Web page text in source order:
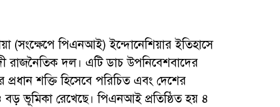
(সংক্ষেপে পিএনআই) ইন্দোনেশিয়ার ইতিহাসে
রাজনৈতিক দল। এটি ডাচ উপনিবেশবাদের
প্রধান শক্তি হিসেবে পরিচিত এবং দেশের
বড় ভূমিকা রেখেছে। পিএনআই প্রতিষ্ঠিত হয় ৪